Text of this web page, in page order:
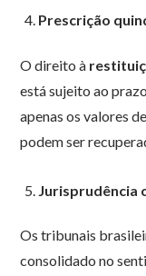
Prescrição
O direito à
está sujeito ao
apenas os valores
podem ser
Jurisprudência
Os tribunais
consolidado no